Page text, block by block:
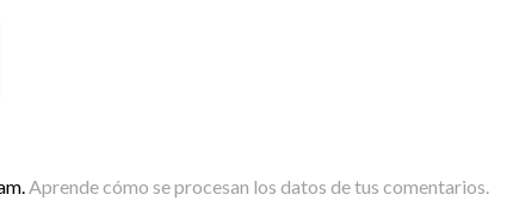
Aprende cómo se procesan los datos de tus comentarios.